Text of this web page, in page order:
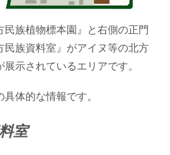
民族植物標本園』と右側の正門
民族資料室』がアイヌ等の北方
示されているエリアです。
体的な情報です。
室